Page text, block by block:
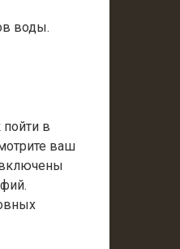
воды.
в
ваш